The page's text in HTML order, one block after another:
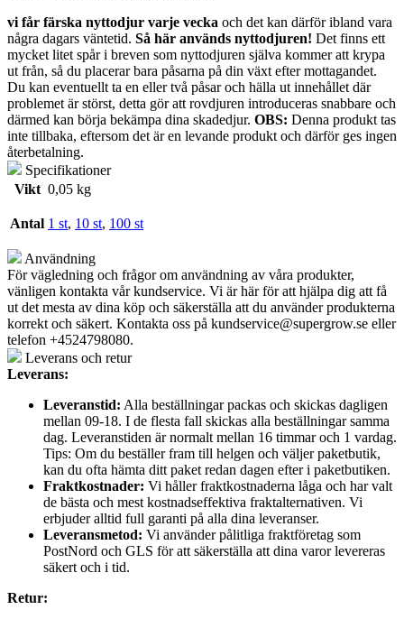
vi får färska nyttodjur varje vecka och det kan därför ibland vara
några dagars väntetid. Så här används nyttodjuren! Det finns ett
mycket litet spår i breven som nyttodjuren själva kommer att krypa
ut från, så du placerar bara påsarna på din växt efter mottagandet.
Du kan eventuellt ta en eller två påsar och hälla ut innehållet där
problemet är störst, detta gör att rovdjuren introduceras snabbare och
därmed kan börja bekämpa dina skadedjur. OBS: Denna produkt tas
inte tillbaka, eftersom det är en levande produkt och därför ges ingen
återbetalning.
Specifikationer
Vikt 0,05 kg
Antal 1 st, 10 st, 100 st
Användning
För vägledning och frågor om användning av våra produkter,
vänligen kontakta vår kundservice. Vi är här för att hjälpa dig att få
ut det mesta av dina köp och säkerställa att du använder produkterna
korrekt och säkert. Kontakta oss på kundservice@supergrow.se eller
telefon +4524798080.
Leverans och retur
Leverans:
Leveranstid: Alla beställningar packas och skickas dagligen
mellan 09-18. I de flesta fall skickas alla beställningar samma
dag. Leveranstiden är normalt mellan 16 timmar och 1 vardag.
Tips: Om du beställer fram till helgen och väljer paketbutik,
kan du ofta hämta ditt paket redan dagen efter i paketbutiken.
Fraktkostnader: Vi håller fraktkostnaderna låga och har valt
de bästa och mest kostnadseffektiva fraktalternativen. Vi
erbjuder alltid full garanti på alla dina leveranser.
Leveransmetod: Vi använder pålitliga fraktföretag som
PostNord och GLS för att säkerställa att dina varor levereras
säkert och i tid.
Retur: